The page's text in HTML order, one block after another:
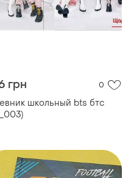
грн 0
школьный bts бтс